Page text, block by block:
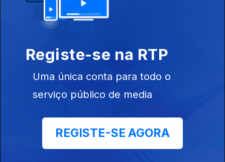
06 ago. 2026
12h Garrafas e latas sem o símbolo Volta vão
poder continuar a ser vendidas até ao
esgotamento do stock
11h 67 pessoas realojadas devido ao mau
tempo nos Açores
Registe-se na RTP
Uma única conta para todo o
serviço público de media
REGISTE-SE AGORA